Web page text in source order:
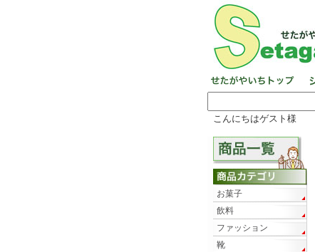
こんにちはゲスト様
お菓子
飲料
ファッション
靴